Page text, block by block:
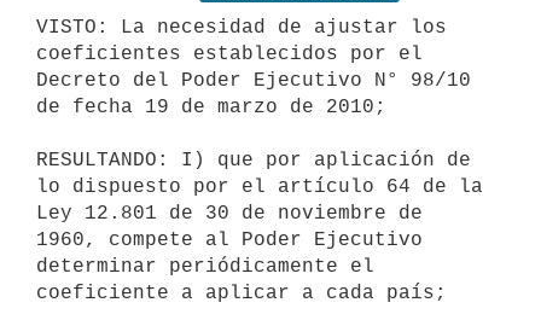
VISTO: La necesidad de ajustar los
coeficientes establecidos por el
Decreto del Poder Ejecutivo N° 98/10
de fecha 19 de marzo de 2010;
RESULTANDO: I) que por aplicación de
lo dispuesto por el artículo 64 de la
Ley 12.801 de 30 de noviembre de
1960, compete al Poder Ejecutivo
determinar periódicamente el
coeficiente a aplicar a cada país;